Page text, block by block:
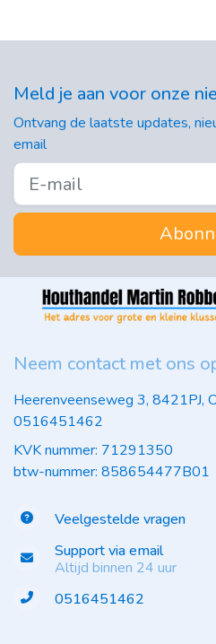
Meld je aan voor onze
Ontvang de laatste updates,
email
Neem contact met ons
Heerenveenseweg 3, 8421PJ,
0516451462
KVK nummer: 71291350
btw-nummer: 858654477B01
Veelgestelde vragen
Support via email
Altijd binnen 24 uur
0516451462